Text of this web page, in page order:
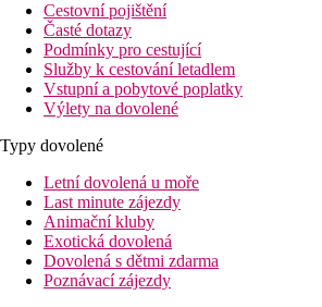
Cestovní pojištění
Časté dotazy
Podmínky pro cestující
Služby k cestování letadlem
Vstupní a pobytové poplatky
Výlety na dovolené
Typy dovolené
Letní dovolená u moře
Last minute zájezdy
Animační kluby
Exotická dovolená
Dovolená s dětmi zdarma
Poznávací zájezdy